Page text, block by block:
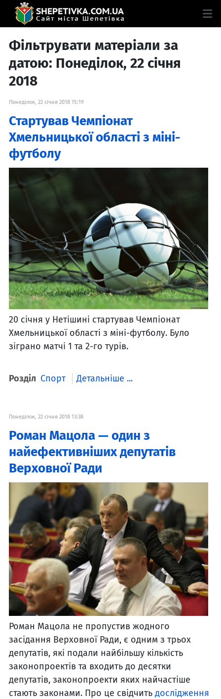
Фільтрувати матеріали за
датою: Понеділок, 22 січня
2018
Понеділок, 22 січня 2018 15:19
Стартував Чемпіонат
Хмельницької області з міні-
футболу
20 січня у Нетішині стартував Чемпіонат
Хмельницької області з міні-футболу. Було
зіграно матчі 1 та 2-го турів.
Розділ Спорт Детальніше ...
Понеділок, 22 січня 2018 13:38
Роман Мацола — один з
найефективніших депутатів
Верховної Ради
Роман Мацола не пропустив жодного
засідання Верховної Ради, є одним з трьох
депутатів, які подали найбільшу кількість
законопроектів та входить до десятки
депутатів, законопроекти яких найчастіше
стають законами. Про це свідчить дослідження